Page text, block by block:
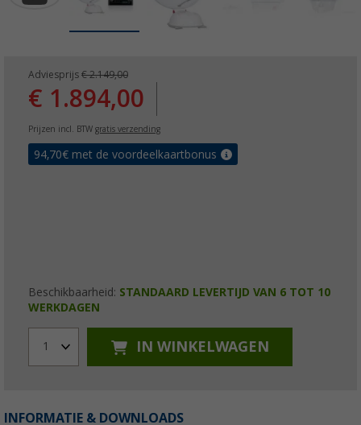
Adviesprijs € 2.149,00
€ 1.894,00
Prijzen incl. BTW gratis verzending
94,70€ met de voordeelkaartbonus
Beschikbaarheid: STANDAARD LEVERTIJD VAN 6 TOT 10
WERKDAGEN
1 IN WINKELWAGEN
INFORMATIE & DOWNLOADS